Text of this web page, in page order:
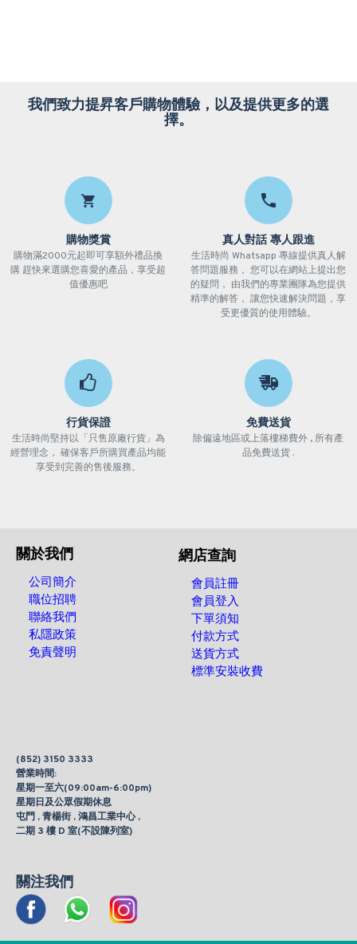
我們致力提昇客戶購物體驗，以及提供更多的選
擇。
購物獎賞
購物滿2000元起即可享額外禮品換
購 趕快來選購您喜愛的產品，享受超
值優惠吧
真人對話 專人跟進
生活時尚 Whatsapp 專線提供真人解
答問題服務， 您可以在網站上提出您
的疑問， 由我們的專業團隊為您提供
精準的解答， 讓您快速解決問題，享
受更優質的使用體驗。
行貨保證
生活時尚堅持以「只售原廠行貨」為
經營理念， 確保客戶所購買產品均能
享受到完善的售後服務。
免費送貨
除偏遠地區或上落樓梯費外 , 所有產
品免費送貨 .
關於我們
公司簡介
職位招聘
聯絡我們
私隱政策
免責聲明
網店查詢
會員註冊
會員登入
下單須知
付款方式
送貨方式
標準安裝收費
(852) 3150 3333
營業時間:
星期一至六(09:00am-6:00pm)
星期日及公眾假期休息
屯門 , 青楊街 , 鴻昌工業中心 ,
二期 3 樓 D 室(不設陳列室)
關注我們